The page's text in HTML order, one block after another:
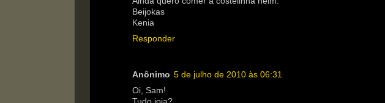
Beijokas
Kenia
Responder
Anônimo 5 de julho de 2010 às 06:31
Oi, Sam!